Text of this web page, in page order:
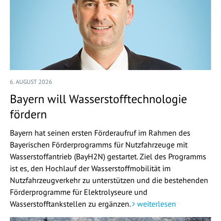
6. AUGUST 2026
Bayern will Wasserstofftechnologie
fördern
Bayern hat seinen ersten Förderaufruf im Rahmen des
Bayerischen Förderprogramms für Nutzfahrzeuge mit
Wasserstoffantrieb (BayH2N) gestartet. Ziel des Programms
ist es, den Hochlauf der Wasserstoffmobilität im
Nutzfahrzeugverkehr zu unterstützen und die bestehenden
Förderprogramme für Elektrolyseure und
Wasserstofftankstellen zu ergänzen.
weiterlesen